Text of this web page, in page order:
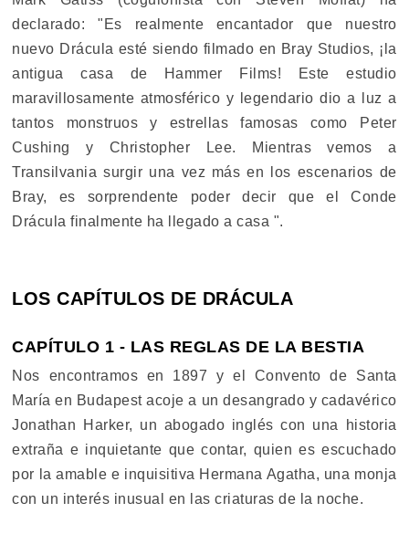
declarado: "Es realmente encantador que nuestro
nuevo Drácula esté siendo filmado en Bray Studios, ¡la
antigua casa de Hammer Films! Este estudio
maravillosamente atmosférico y legendario dio a luz a
tantos monstruos y estrellas famosas como Peter
Cushing y Christopher Lee. Mientras vemos a
Transilvania surgir una vez más en los escenarios de
Bray, es sorprendente poder decir que el Conde
Drácula finalmente ha llegado a casa ".
LOS CAPÍTULOS DE DRÁCULA
CAPÍTULO 1 - LAS REGLAS DE LA BESTIA
Nos encontramos en 1897 y el Convento de Santa
María en Budapest acoje a un desangrado y cadavérico
Jonathan Harker, un abogado inglés con una historia
extraña e inquietante que contar, quien es escuchado
por la amable e inquisitiva Hermana Agatha, una monja
con un interés inusual en las criaturas de la noche.